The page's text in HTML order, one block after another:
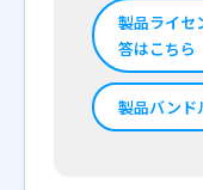
製品ライセ
答はこちら
製品バンド